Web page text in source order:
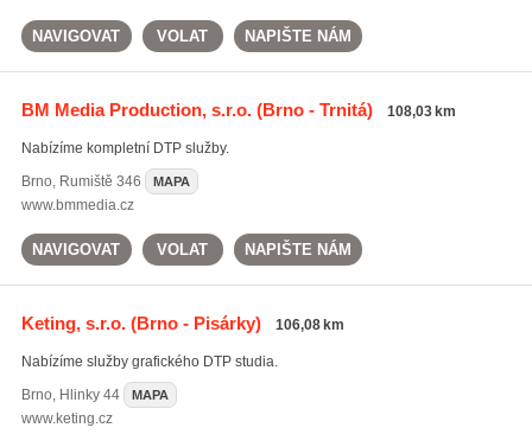
NAVIGOVAT VOLAT NAPIŠTE NÁM
BM Media Production, s.r.o.(Brno - Trnitá) 108,03 km
Nabízíme kompletní DTP služby.
Brno, Rumiště 346 MAPA
www.bmmedia.cz
NAVIGOVAT VOLAT NAPIŠTE NÁM
Keting, s.r.o.(Brno - Pisárky) 106,08 km
Nabízíme služby grafického DTP studia.
Brno, Hlinky 44 MAPA
www.keting.cz